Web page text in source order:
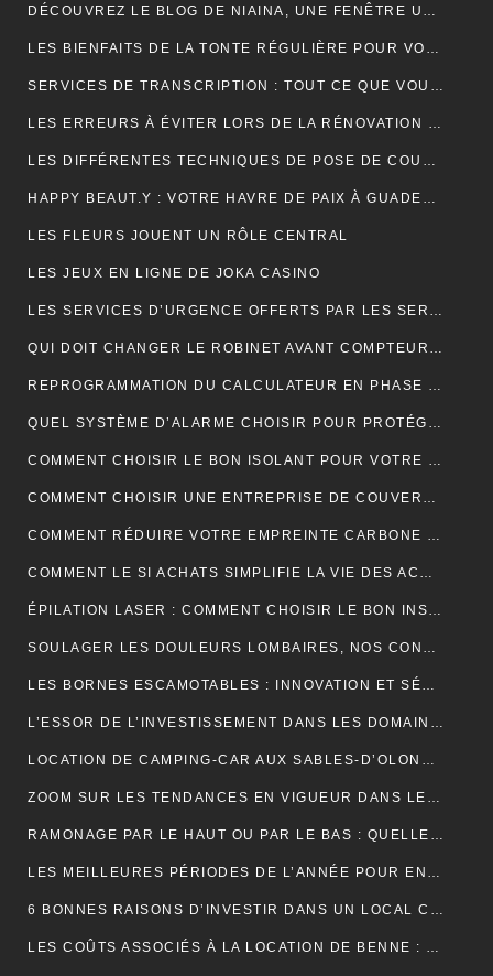
DÉCOUVREZ LE BLOG DE NIAINA, UNE FENÊTRE UNIQUE SUR MADAGASCAR
LES BIENFAITS DE LA TONTE RÉGULIÈRE POUR VOTRE PELOUSE
SERVICES DE TRANSCRIPTION : TOUT CE QUE VOUS DEVEZ SAVOIR
LES ERREURS À ÉVITER LORS DE LA RÉNOVATION DE VOTRE TOITURE
LES DIFFÉRENTES TECHNIQUES DE POSE DE COUVERTURE
HAPPY BEAUT.Y : VOTRE HAVRE DE PAIX À GUADELOUPE ET À PARIS
LES FLEURS JOUENT UN RÔLE CENTRAL
LES JEUX EN LIGNE DE JOKA CASINO
LES SERVICES D’URGENCE OFFERTS PAR LES SERRURIERS À PARIS
QUI DOIT CHANGER LE ROBINET AVANT COMPTEUR MAISON INDIVIDUELLE ?
REPROGRAMMATION DU CALCULATEUR EN PHASE 1 : EXPLICATIONS
QUEL SYSTÈME D’ALARME CHOISIR POUR PROTÉGER VOTRE MAISON ?
COMMENT CHOISIR LE BON ISOLANT POUR VOTRE TOITURE ?
COMMENT CHOISIR UNE ENTREPRISE DE COUVERTURE ?
COMMENT RÉDUIRE VOTRE EMPREINTE CARBONE ET VIVRE DURABLEMENT ?
COMMENT LE SI ACHATS SIMPLIFIE LA VIE DES ACHETEURS
ÉPILATION LASER : COMMENT CHOISIR LE BON INSTITUT ?
SOULAGER LES DOULEURS LOMBAIRES, NOS CONSEILS
LES BORNES ESCAMOTABLES : INNOVATION ET SÉCURITÉ POUR L’ESPACE URBAIN
L’ESSOR DE L’INVESTISSEMENT DANS LES DOMAINES VITICOLES DE PROVENCE : UNE ANALYSE ÉCONOMIQUE ET CULTURELLE
LOCATION DE CAMPING-CAR AUX SABLES-D’OLONNE : LA LIBERTÉ DE DÉCOUVRIR LA CÔTE ATLANTIQUE
ZOOM SUR LES TENDANCES EN VIGUEUR DANS LE DOMAINE DU WEBMARKETING
RAMONAGE PAR LE HAUT OU PAR LE BAS : QUELLE TECHNIQUE EST LA PLUS EFFICACE ?
LES MEILLEURES PÉRIODES DE L’ANNÉE POUR ENTRETENIR VOS GOUTTIÈRES
6 BONNES RAISONS D’INVESTIR DANS UN LOCAL COMMERCIAL
LES COÛTS ASSOCIÉS À LA LOCATION DE BENNE : CE QUE VOUS DEVEZ SAVOIR